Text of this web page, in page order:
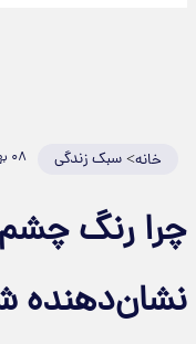
خانه>سبک زندگی ۰۸ بهمن ۱۴۰۳
چرا رنگ
نشان‌دهنده